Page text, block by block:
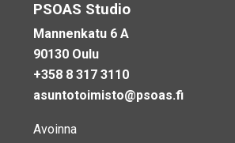
PSOAS Studio
Mannenkatu 6 A
90130 Oulu
+358 8 317 3110
asuntotoimisto@psoas.fi
Avoinna